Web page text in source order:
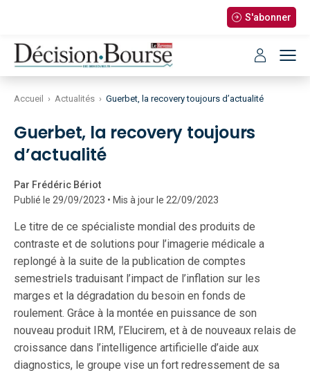
S'abonner
Accueil › Actualités › Guerbet, la recovery toujours d’actualité
Guerbet, la recovery toujours
d’actualité
Par Frédéric Bériot
Publié le 29/09/2023 • Mis à jour le 22/09/2023
Le titre de ce spécialiste mondial des produits de
contraste et de solutions pour l’imagerie médicale a
replongé à la suite de la publication de comptes
semestriels traduisant l’impact de l’inflation sur les
marges et la dégradation du besoin en fonds de
roulement. Grâce à la montée en puissance de son
nouveau produit IRM, l’Elucirem, et à de nouveaux relais de
croissance dans l’intelligence artificielle d’aide aux
diagnostics, le groupe vise un fort redressement de sa